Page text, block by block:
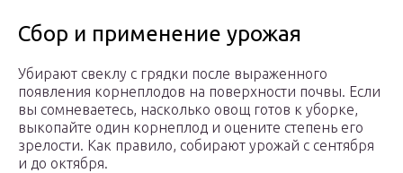
Сбор и применение урожая
Убирают свеклу с грядки после выраженного
появления корнеплодов на поверхности почвы. Если
вы сомневаетесь, насколько овощ готов к уборке,
выкопайте один корнеплод и оцените степень его
зрелости. Как правило, собирают урожай с сентября
и до октября.